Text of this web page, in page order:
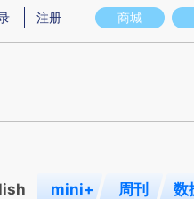
意图存在偏差。不代表财新观点和
商城
注册
mini+ 周刊 数